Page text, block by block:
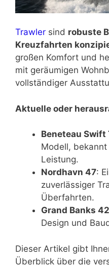
Trawler sind robuste
Kreuzfahrten
großen Komfort und
mit geräumigen
vollständiger
Aktuelle oder
Beneteau Swift
Modell,
Leistung.
Nordhavn 47:
zuverlässiger
Überfahrten.
Grand Banks 42
Design und
Dieser Artikel gibt
Überblick über die